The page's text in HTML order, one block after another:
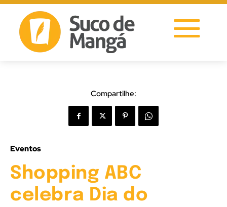
Compartilhe:
Eventos
Shopping ABC
celebra Dia do